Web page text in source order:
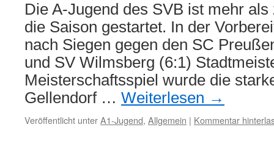
Die A-Jugend des SVB ist mehr
die Saison gestartet. In der
nach Siegen gegen den SC
und SV Wilmsberg (6:1)
Meisterschaftsspiel wurde die
Gellendorf … Weiterlesen →
Veröffentlicht unterA1-Jugend, Allgemein | Kommentar